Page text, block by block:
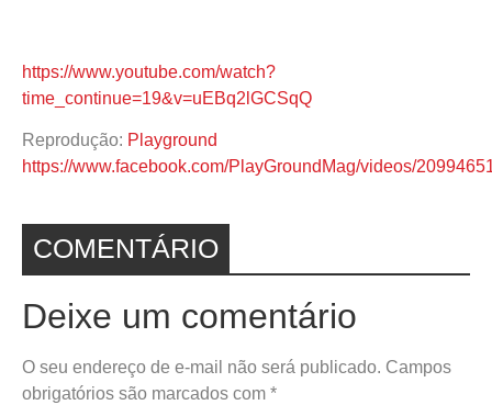
https://www.youtube.com/watch?
time_continue=19&v=uEBq2lGCSqQ
Reprodução: Playground
https://www.facebook.com/PlayGroundMag/videos/
COMENTÁRIO
Deixe um comentário
O seu endereço de e-mail não será publicado. Campos
obrigatórios são marcados com *